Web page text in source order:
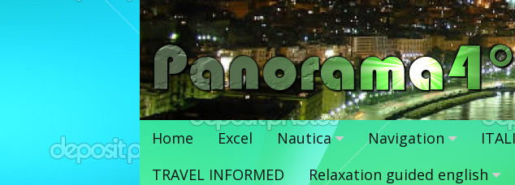
Vai
contenuto
Home Excel Nautica Navigation
TRAVEL INFORMED
Relaxation guided english